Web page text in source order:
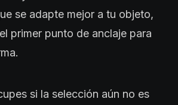
se adapte mejor a tu objeto,
primer punto de anclaje para
si la selección aún no es